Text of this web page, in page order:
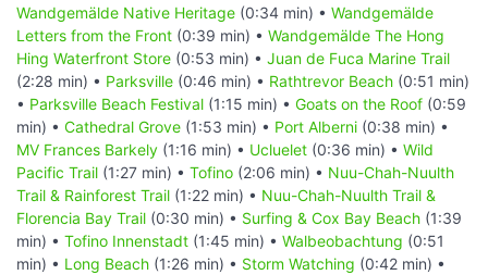
Wandgemälde Native Heritage (0:34 min) • Wandgemälde
Letters from the Front (0:39 min) • Wandgemälde The Hong
Hing Waterfront Store (0:53 min) • Juan de Fuca Marine Trail
(2:28 min) • Parksville (0:46 min) • Rathtrevor Beach (0:51 min)
• Parksville Beach Festival (1:15 min) • Goats on the Roof (0:59
min) • Cathedral Grove (1:53 min) • Port Alberni (0:38 min) •
MV Frances Barkely (1:16 min) • Ucluelet (0:36 min) • Wild
Pacific Trail (1:27 min) • Tofino (2:06 min) • Nuu-Chah-Nuulth
Trail & Rainforest Trail (1:22 min) • Nuu-Chah-Nuulth Trail &
Florencia Bay Trail (0:30 min) • Surfing & Cox Bay Beach (1:39
min) • Tofino Innenstadt (1:45 min) • Walbeobachtung (0:51
min) • Long Beach (1:26 min) • Storm Watching (0:42 min) •